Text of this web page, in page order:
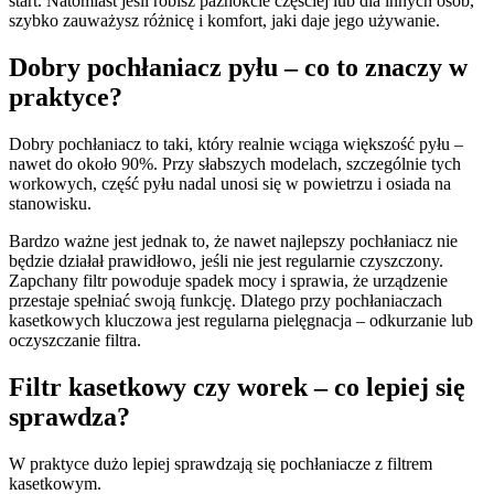
szybko zauważysz różnicę i komfort, jaki daje jego używanie.
Dobry pochłaniacz pyłu – co to znaczy w
praktyce?
Dobry pochłaniacz to taki, który realnie wciąga większość pyłu –
nawet do około 90%. Przy słabszych modelach, szczególnie tych
workowych, część pyłu nadal unosi się w powietrzu i osiada na
stanowisku.
Bardzo ważne jest jednak to, że nawet najlepszy pochłaniacz nie
będzie działał prawidłowo, jeśli nie jest regularnie czyszczony.
Zapchany filtr powoduje spadek mocy i sprawia, że urządzenie
przestaje spełniać swoją funkcję. Dlatego przy pochłaniaczach
kasetkowych kluczowa jest regularna pielęgnacja – odkurzanie lub
oczyszczanie filtra.
Filtr kasetkowy czy worek – co lepiej się
sprawdza?
W praktyce dużo lepiej sprawdzają się pochłaniacze z filtrem
kasetkowym.